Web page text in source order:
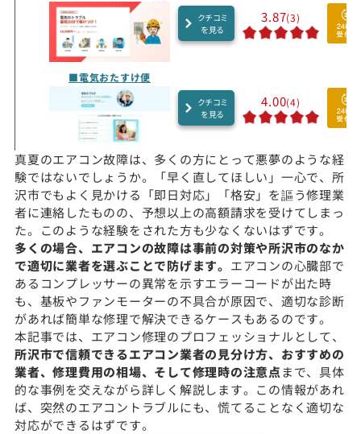
クチコミ
を見る
3.87(3)
■電気おたすけ便
クチコミ
を見る
4.00(4)
真夏のエアコン故障は、多くの方にとって悪夢のような経
験ではないでしょうか。「早く直してほしい」一心で、所
沢市でもよく見かける「即日対応」「格安」を謳う修理業
者に連絡したものの、予想以上の高額請求を受けてしまっ
た。このような経験をされた方も少なくないはずです。
多くの場合、エアコンの故障は事前の対策や所沢市のなか
で適切に業者を選ぶことで防げます。 エアコンの心臓部で
あるコンプレッサーの異常を示すエラーコードが出た時
も、基板やファンモーターの不具合が原因で、適切な診断
があれば簡単な修理で解決できるケースもあるのです。
本記事では、エアコン修理のプロフェッショナルとして、
所沢市で信頼できるエアコン業者の見分け方、おすすめの
業者、修理費用の相場、そして修理時の注意点まで、具体
的な事例を交えながら詳しく解説します。この情報があれ
ば、突然のエアコントラブルにも、慌てることなく適切な
対応ができるはずです。